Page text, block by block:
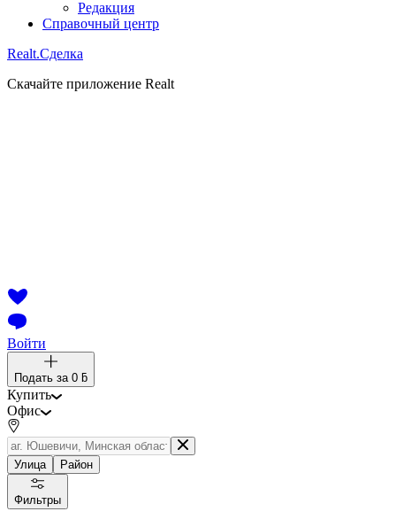
Редакция
Справочный центр
Realt.Сделка
Скачайте приложение Realt
Войти
Подать за 0 ƃ
Купить
Офис
Улица Район
Фильтры